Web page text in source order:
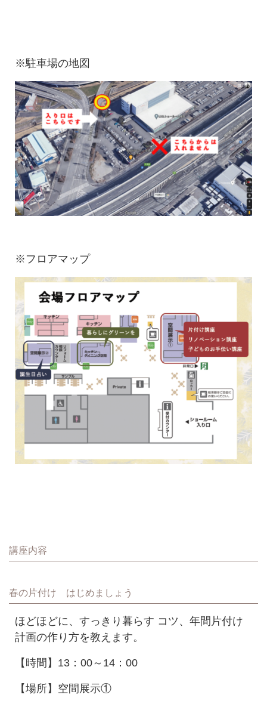
※駐車場の地図
※フロアマップ
講座内容
春の片付け はじめましょう
ほどほどに、すっきり暮らす コツ、年間片付け
計画の作り方を教えます。
【時間】13：00～14：00
【場所】空間展示①